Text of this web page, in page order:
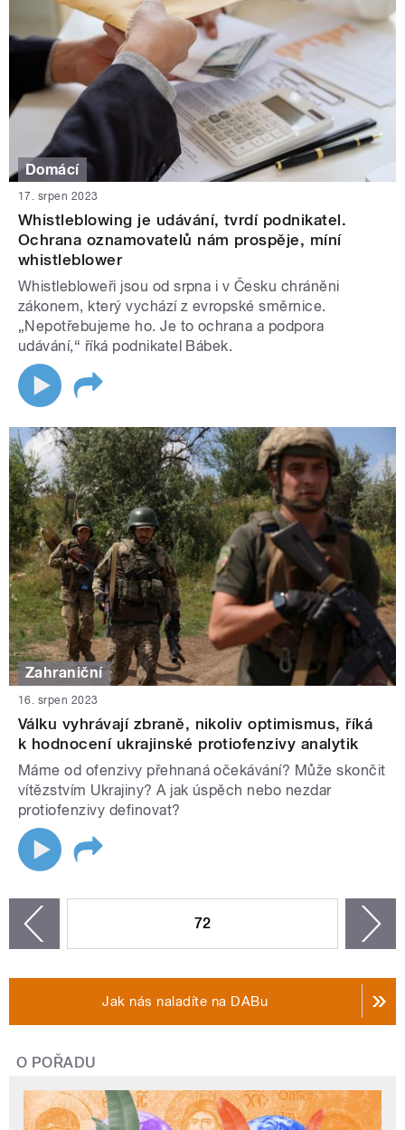
Domácí
17. srpen 2023
Whistleblowing je udávání, tvrdí podnikatel.
Ochrana oznamovatelů nám prospěje, míní
whistleblower
Whistlebloweři jsou od srpna i v Česku chráněni
zákonem, který vychází z evropské směrnice.
„Nepotřebujeme ho. Je to ochrana a podpora
udávání,“ říká podnikatel Bábek.
Zahraniční
16. srpen 2023
Válku vyhrávají zbraně, nikoliv optimismus, říká
k hodnocení ukrajinské protiofenzivy analytik
Máme od ofenzivy přehnaná očekávání? Může skončit
vítězstvím Ukrajiny? A jak úspěch nebo nezdar
protiofenzivy definovat?
72
Jak nás naladíte na DABu
O POŘADU